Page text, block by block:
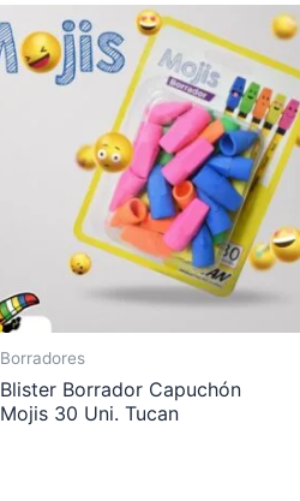
Borradores
Blister Borrador Capuchón
Mojis 30 Uni. Tucan